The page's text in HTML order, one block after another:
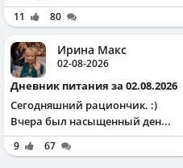
11 80
Ирина Макс
02-08-2026
Дневник питания за 02.08.2026
Сегодняшний рациончик. :)
Вчера был насыщенный ден...
9 67